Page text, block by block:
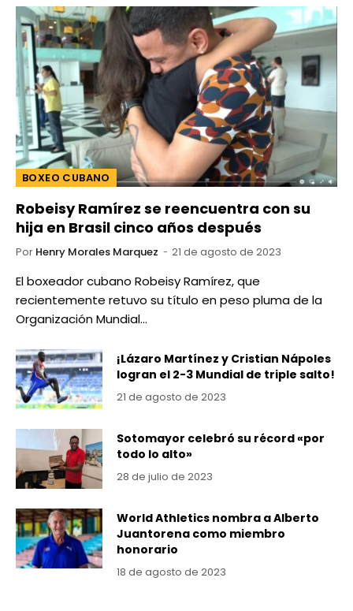
BOXEO CUBANO
Robeisy Ramírez se reencuentra con su
hija en Brasil cinco años después
Por Henry Morales Marquez 21 de agosto de 2023
El boxeador cubano Robeisy Ramírez, que
recientemente retuvo su título en peso pluma de la
Organización Mundial…
¡Lázaro Martínez y Cristian Nápoles
logran el 2-3 Mundial de triple salto!
21 de agosto de 2023
Sotomayor celebró su récord «por
todo lo alto»
28 de julio de 2023
World Athletics nombra a Alberto
Juantorena como miembro
honorario
18 de agosto de 2023